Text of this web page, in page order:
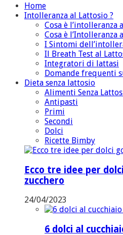
Home
Intolleranza al Lattosio ?
Cosa è l’intolleranza
Cosa è
I Sintomi
Il Breath Test al
Integratori di lattasi
Domande frequenti
Dieta senza lattosio
Alimenti Senza
Antipasti
Primi
Secondi
Dolci
Ricette Bimby
Ecco tre idee per
zucchero
24/04/2023
6 dolci al